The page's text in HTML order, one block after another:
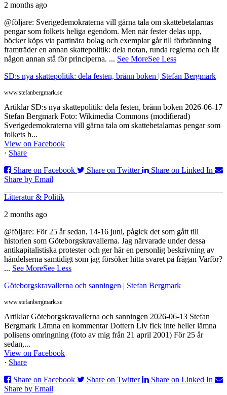
2 months ago
@följare: Sverigedemokraterna vill gärna tala om skattebetalarnas
pengar som folkets heliga egendom. Men när fester delas upp,
böcker köps via partinära bolag och exemplar går till förbränning
framträder en annan skattepolitik: dela notan, runda reglerna och låt
någon annan stå för principerna. ... See MoreSee Less
SD:s nya skattepolitik: dela festen, bränn boken | Stefan Bergmark
www.stefanbergmark.se
Artiklar SD:s nya skattepolitik: dela festen, bränn boken 2026-06-17
Stefan Bergmark Foto: Wikimedia Commons (modifierad)
Sverigedemokraterna vill gärna tala om skattebetalarnas pengar som
folkets h...
View on Facebook
· Share
Share on Facebook
Share on Twitter
Share on Linked In
Share by Email
Litteratur & Politik
2 months ago
@följare: För 25 år sedan, 14-16 juni, pågick det som gått till
historien som Göteborgskravallerna. Jag närvarade under dessa
antikapitalistiska protester och ger här en personlig beskrivning av
händelserna samtidigt som jag försöker hitta svaret på frågan Varför?
... See MoreSee Less
Göteborgskravallerna och sanningen | Stefan Bergmark
www.stefanbergmark.se
Artiklar Göteborgskravallerna och sanningen 2026-06-13 Stefan
Bergmark Lämna en kommentar Dottern Liv fick inte heller lämna
polisens omringning (foto av mig från 21 april 2001) För 25 år
sedan,...
View on Facebook
· Share
Share on Facebook
Share on Twitter
Share on Linked In
Share by Email